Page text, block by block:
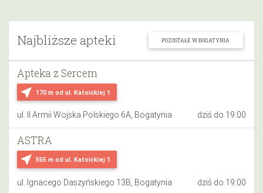
Najbliższe apteki POZOSTAŁE W BOGATYNIA
near_me 170 m od ul. Katoickiej 1
Apteka z Sercem
ul. II Armii Wojska Polskiego 6A, Bogatynia dziś do 19:00
near_me 555 m od ul. Katoickiej 1
ASTRA
ul. Ignacego Daszyńskiego 13B, Bogatynia dziś do 19:00